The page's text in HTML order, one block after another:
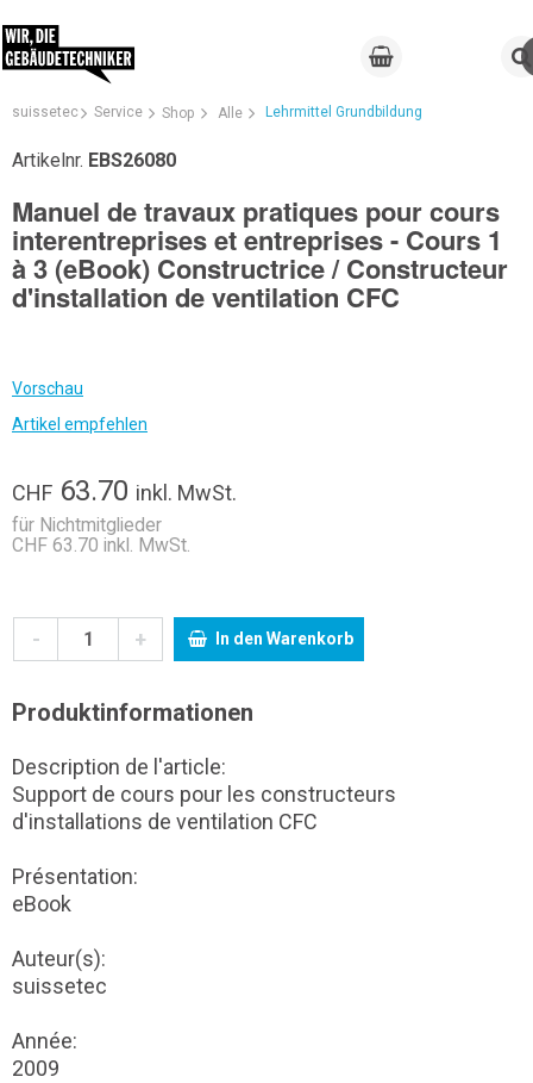
suissetec Service Shop Alle Lehrmittel Grundbildung
Artikelnr. EBS26080
Manuel de travaux pratiques pour cours
interentreprises et entreprises - Cours 1
à 3 (eBook) Constructrice / Constructeur
d'installation de ventilation CFC
Vorschau
Artikel empfehlen
CHF 63.70 inkl. MwSt.
für Nichtmitglieder
CHF 63.70 inkl. MwSt.
- + In den Warenkorb
Produktinformationen
Description de l'article:
Support de cours pour les constructeurs
d'installations de ventilation CFC
Présentation:
eBook
Auteur(s):
suissetec
Année:
2009